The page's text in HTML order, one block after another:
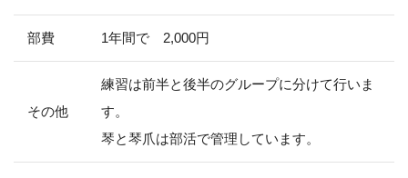
部費 1年間で 2,000円
その他
練習は前半と後半のグループに分けて行いま
す。
琴と琴爪は部活で管理しています。